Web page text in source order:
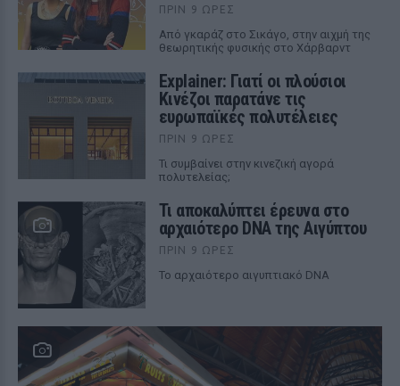
ΠΡΙΝ 9 ΏΡΕΣ
Από γκαράζ στο Σικάγο, στην αιχμή της
θεωρητικής φυσικής στο Χάρβαρντ
Explainer: Γιατί οι πλούσιοι
Κινέζοι παρατάνε τις
ευρωπαϊκές πολυτέλειες
ΠΡΙΝ 9 ΏΡΕΣ
Τι συμβαίνει στην κινεζική αγορά
πολυτελείας;
Τι αποκαλύπτει έρευνα στο
αρχαιότερο DNA της Αιγύπτου
ΠΡΙΝ 9 ΏΡΕΣ
Το αρχαιότερο αιγυπτιακό DNA